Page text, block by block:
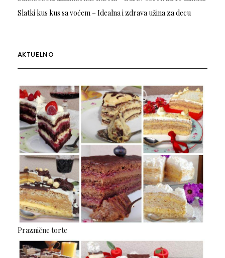
Slatki kus kus sa voćem – Idealna i zdrava užina za decu
AKTUELNO
Praznične torte